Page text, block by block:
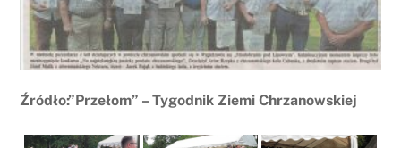
Źródło:”Przełom” – Tygodnik Ziemi Chrzanowskiej